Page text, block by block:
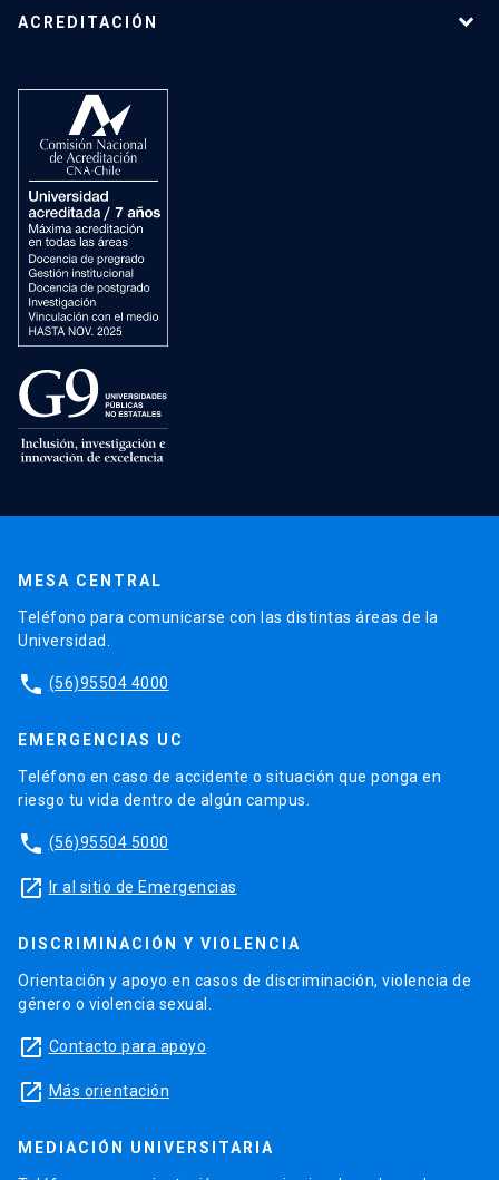
ACREDITACIÓN
MESA CENTRAL
Teléfono para comunicarse con las distintas áreas de la
Universidad.
phone (56)95504 4000
EMERGENCIAS UC
Teléfono en caso de accidente o situación que ponga en
riesgo tu vida dentro de algún campus.
phone (56)95504 5000
launch Ir al sitio de Emergencias
DISCRIMINACIÓN Y VIOLENCIA
Orientación y apoyo en casos de discriminación, violencia de
género o violencia sexual.
launch Contacto para apoyo
launch Más orientación
MEDIACIÓN UNIVERSITARIA